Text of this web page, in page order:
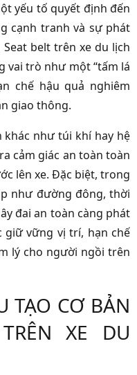
yếu tố quyết định đến
cạnh tranh và sự phát
belt trên xe du lịch
vai trò như một “tấm lá
chế hậu quả nghiêm
giao thông.
như túi khí hay hệ
cảm giác an toàn toàn
lên xe. Đặc biệt, trong
như đường đông, thời
đai an toàn càng phát
giữ vững vị trí, hạn chế
lý cho người ngồi trên
TẠO CƠ BẢN
XE DU